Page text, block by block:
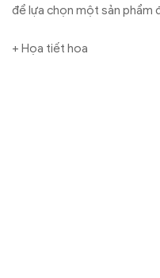
để lựa chọn một sản phẩm
+ Họa tiết hoa